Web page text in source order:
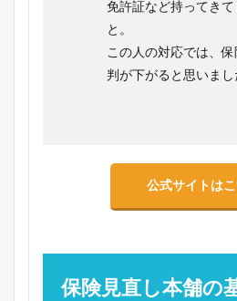
免許証など持ってきて
と。
この人の対応では、
判が下がると思いまし
公式サイトは
保険見直し本舗の